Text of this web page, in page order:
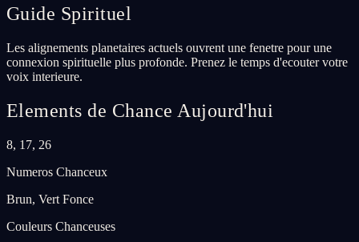
Guide Spirituel
Les alignements planetaires actuels ouvrent une fenetre pour une
connexion spirituelle plus profonde. Prenez le temps d'ecouter votre
voix interieure.
Elements de Chance Aujourd'hui
8, 17, 26
Numeros Chanceux
Brun, Vert Fonce
Couleurs Chanceuses